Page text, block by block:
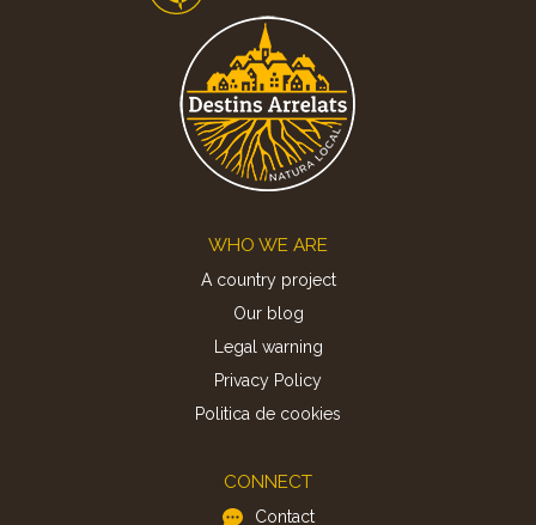
WHO WE ARE
A country project
Our blog
Legal warning
Privacy Policy
Politica de cookies
CONNECT
Contact